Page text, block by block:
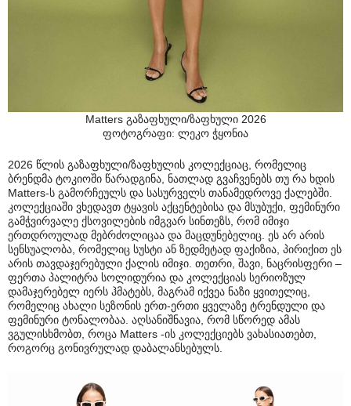
Matters გაზაფხული/ზაფხული 2026
ფოტოგრაფი: ლეკო ჭყონია
2026 წლის გაზაფხული/ზაფხულის კოლექციაც, რომელიც
ბრენდმა ტოკიოში წარადგინა, ნათლად გვაჩვენებს თუ რა ხდის
Matters-ს გამორჩეულს და სასურველს თანამედროვე ქალებში.
კოლექციაში ვხედავთ ტყავის აქცენტებისა და მსუბუქი, ფემინური
გამჭვირვალე ქსოვილების იმგვარ სინთეზს, რომ იმიჯი
ერთდროულად მებრძოლიცაა და მაცდუნებელიც. ეს არ არის
სენსუალობა, რომელიც სუსტი ან ზედმეტად ფაქიზია, პირიქით ეს
არის თავდაჯერებული ქალის იმიჯი. თეთრი, შავი, ნაცრისფერი –
ფერთა პალიტრა სოლიდურია და კოლექციას სერიოზულ
დამაჯერებელ იერს ჰმატებს, მაგრამ იქვეა ნაზი ყვითელიც,
რომელიც ახალი სეზონის ერთ-ერთი ყველაზე ტრენდული და
ფემინური ტონალობაა. აღსანიშნავია, რომ სწორედ ამას
ვგულისხმობთ, როცა Matters -ის კოლექციებს ვახასიათებთ,
როგორც გონივრულად დაბალანსებულს.